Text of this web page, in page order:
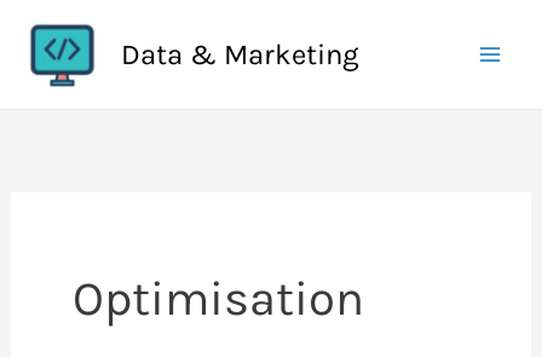
contenu
Data & Marketing
Optimisation